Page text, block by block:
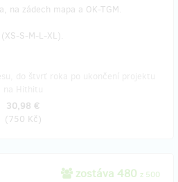
na zádech mapa a OK-TGM.
S-M-L-XL).
30,98 €
(750 Kč)
zostáva 480 z 500